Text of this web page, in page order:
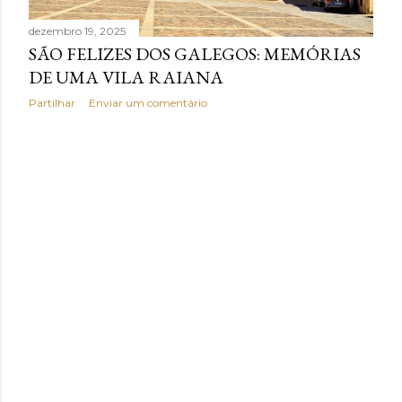
n
s
dezembro 19, 2025
SÃO FELIZES DOS GALEGOS: MEMÓRIAS
DE UMA VILA RAIANA
Partilhar Enviar um comentário